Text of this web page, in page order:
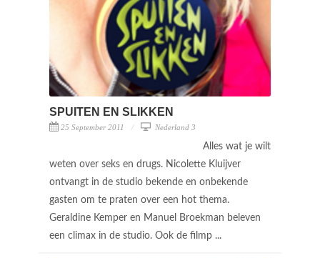
SPUITEN EN SLIKKEN
25 September 2011 Nederland 3
Alles wat je wilt
weten over seks en drugs. Nicolette Kluijver
ontvangt in de studio bekende en onbekende
gasten om te praten over een hot thema.
Geraldine Kemper en Manuel Broekman beleven
een climax in de studio. Ook de filmp ...